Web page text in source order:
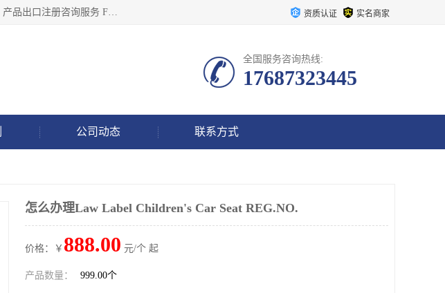
深圳市鼎顺检测认证有限公司专注于各类产品出口注册 产品注册 美国URN注册 跨境电商产品出口注册 产品出口注册咨询服务 FDA食品注册等我们是一家商务服务公司，为客户提供商标注册，本公司实力雄厚，能满足客户多种需求。 资质认证 实名商家
全国服务咨询热线:
17687323445
公司动态 联系方式
怎么办理Law Label Children's Car Seat REG.NO.
价格：￥ 888.00 元/个 起
产品数量： 999.00个